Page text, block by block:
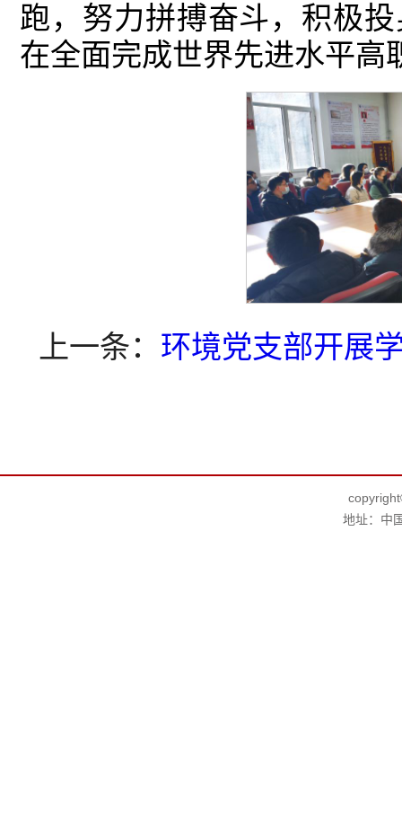
跑，努力拼搏奋斗，积极
在全面完成世界先进水平高
上一条： 环境党支部开展
地址：中国